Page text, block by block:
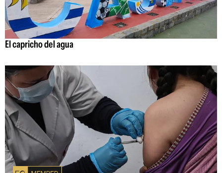
El capricho del agua